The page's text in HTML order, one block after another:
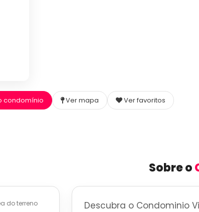
condomínio Ver mapa Ver favoritos
do terreno
Sobre o
Descubra o Condominio